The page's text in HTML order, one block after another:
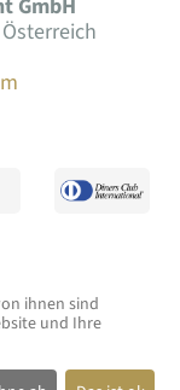
GmbH
Impressum
ihnen sind
und Ihre